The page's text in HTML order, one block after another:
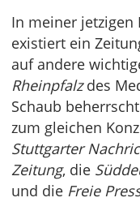
In meiner jetzigen
existiert ein
auf andere
Rheinpfalzdes
Schaub
zum gleichen
Stuttgarter
Zeitung, die
und die Freie